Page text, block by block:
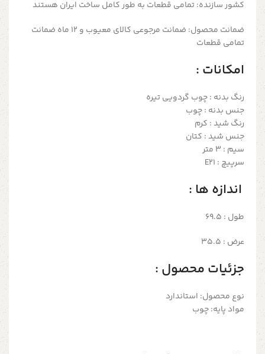
کشور سازنده:تمامی قطعات به طور کامل ساخت ایران هستند
ضمانت محصول:
ضمانت مرجوعی کالای معیوب و 12 ماه ضمانت
تمامی قطعات
امکانات :
رنگ بدنه : چوب گردویی تیره
جنس بدنه : چوب
رنگ شید : کرم
جنس شید : کتان
سیم : ۳ متر
سرپیچ : E21
اندازه ها :
طول : 69.5
عرض : 35.5
جزئیات محصول :
نوع محصول: استاندارد
مواد پایه: چوب